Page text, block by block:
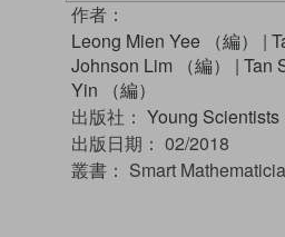
作者：
Leong Mien Yee （編）
|
Johnson Lim （編）
| Tan
Yin （編）
出版社： Young Scientists
出版日期： 02/2018
叢書： Smart